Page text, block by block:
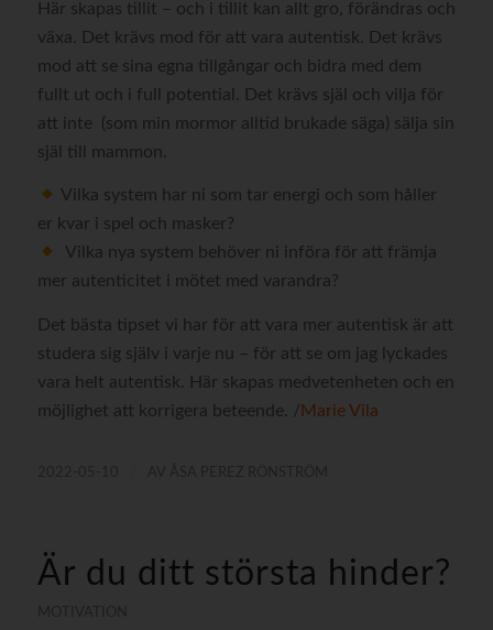
Här skapas tillit – och i tillit kan allt gro, förändras och
växa. Det krävs mod för att vara autentisk. Det krävs
mod att se sina egna tillgångar och bidra med dem
fullt ut och i full potential. Det krävs själ och vilja för
att inte (som min mormor alltid brukade säga) sälja sin
själ till mammon.
Vilka system har ni som tar energi och som håller
er kvar i spel och masker?
Vilka nya system behöver ni införa för att främja
mer autenticitet i mötet med varandra?
Det bästa tipset vi har för att vara mer autentisk är att
studera sig själv i varje nu – för att se om jag lyckades
vara helt autentisk. Här skapas medvetenheten och en
möjlighet att korrigera beteende. / Marie Vila
Är du ditt största hinder?